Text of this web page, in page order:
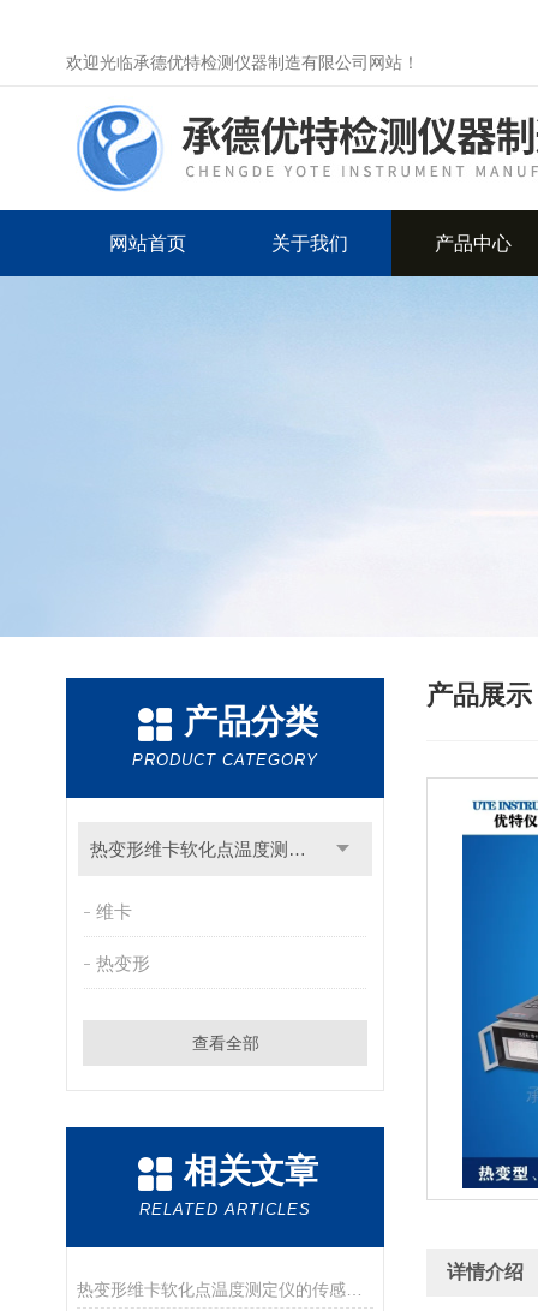
欢迎光临承德优特检测仪器制造有限公司网站！
网站首页 关于我们 产品中心
产品分类
PRODUCT CATEGORY
热变形维卡软化点温度测定仪
维卡
热变形
查看全部
相关文章
RELATED ARTICLES
热变形维卡软化点温度测定仪的传感器介绍
产品展示
详情介绍